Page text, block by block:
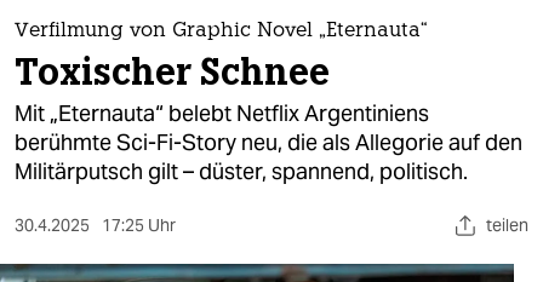
themen
politik
öko
gesellschaft
Verfilmung von Graphic Novel „Eternauta“
Toxischer Schnee
Mit „Eternauta“ belebt Netflix Argentiniens
berühmte Sci-Fi-Story neu, die als Allegorie auf den
Militärputsch gilt – düster, spannend, politisch.
30.4.2025 17:25 Uhr teilen